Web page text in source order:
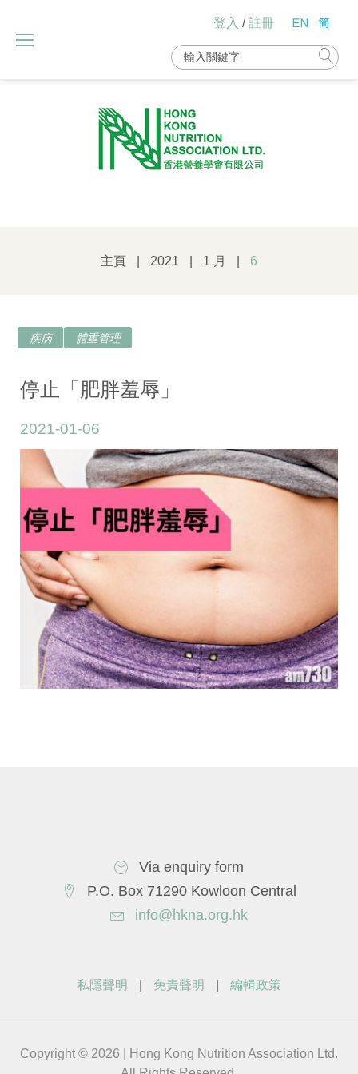
content
登入 /註冊
Search
for:
主頁 2021 1 月 6
日
2021
1
月
6
日
疾病 體重管理
停止「肥胖羞辱」
2021-01-06
Via enquiry form
P.O. Box 71290 Kowloon Central
info@hkna.org.hk
私隱聲明 免責聲明 編輯政策
Copyright © 2026 | Hong Kong Nutrition Association Ltd.